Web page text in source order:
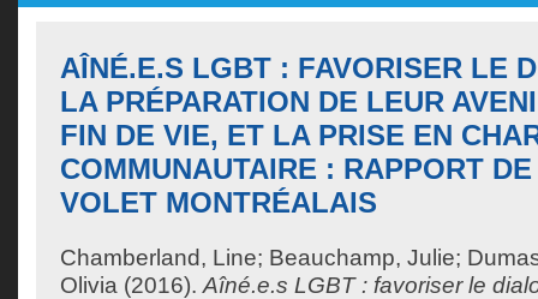
AÎNÉ.E.S LGBT : FAVORISER LE
LA PRÉPARATION DE LEUR
FIN DE VIE, ET LA PRISE EN
COMMUNAUTAIRE : RAPPORT
VOLET MONTRÉALAIS
Chamberland, Line; Beauchamp, Julie;
Olivia (2016). Aîné.e.s LGBT : favoriser le